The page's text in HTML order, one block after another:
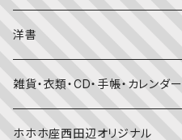
季節・行事の絵本
春
夏
赤ちゃん（０・１・２歳向け）絵本
文字のない絵本
デザイン
ファッション
映画
洋書
雑貨・衣類・CD・手帳・カレンダー
靴下
ホホホ座西田辺オリジナル